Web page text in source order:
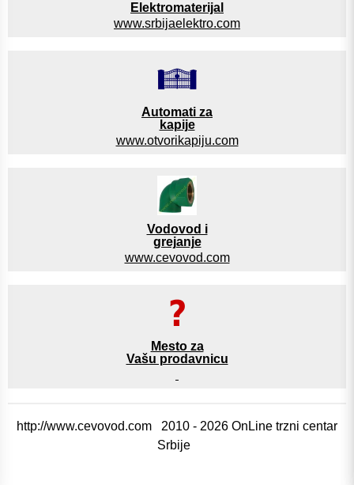
Elektromaterijal
www.srbijaelektro.com
Automati za
kapije
www.otvorikapiju.com
Vodovod i
grejanje
www.cevovod.com
Mesto za
Vašu prodavnicu
http://www.cevovod.com 2010 - 2026 OnLine trzni centar
Srbije